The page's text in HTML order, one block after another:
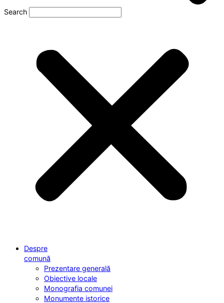
Search
Despre
comună
Prezentare generală
Obiective locale
Monografia comunei
Monumente istorice